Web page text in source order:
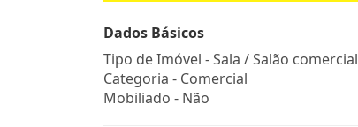
Dados Básicos
Tipo de Imóvel - Sala / Salão comercial
Categoria - Comercial
Mobiliado - Não